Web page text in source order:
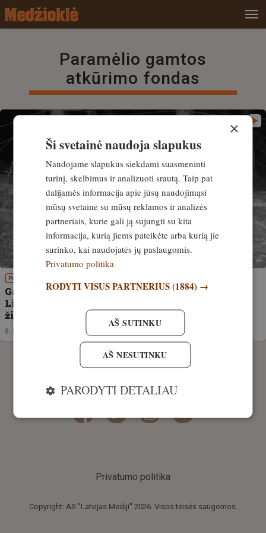
Paramėlio gamtos
atkūrimo fondas
PATIRTIS
Gal jau laikas pas psichiatrą? Dabar lokiai
Lietuvoje vaidenasi ne tik medžiotojams ir
žiniasklaidai
8. liepa, 2026
Copyright: AS "Latvijas Mediji" 2026. Visos teisės saugomos.
Privatumo politika
×
Ši svetainė naudoja slapukus
Naudojame slapukus siekdami suasmeninti
turinį, skelbimus ir analizuoti srautą. Taip pat
dalijamės informacija apie jūsų naudojimąsi
mūsų svetaine su mūsų reklamos ir analizės
partneriais, kurie gali ją sujungti su kita
informacija, kurią jiems pateikėte arba kurią jie
surinko, kai naudojatės jų paslaugomis.
Privatumo politika
RODYTI VISUS PARTNERIUS(1884) →
AŠ SUTINKU
AŠ NESUTINKU
PARODYTI DETALIAU